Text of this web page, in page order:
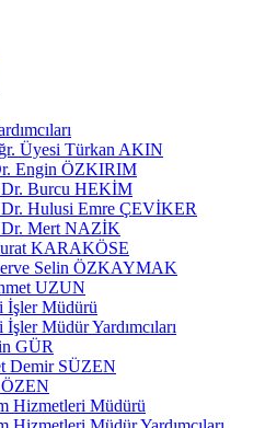
Üyesi Türkan AKIN
Engin ÖZKIRIM
Burcu HEKİM
Hulusi Emre ÇEVİKER
Mert NAZİK
KARAKÖSE
Selin ÖZKAYMAK
UZUN
İşler Müdürü
Müdür Yardımcıları
GÜR
Demir SÜZEN
Hizmetleri Müdürü